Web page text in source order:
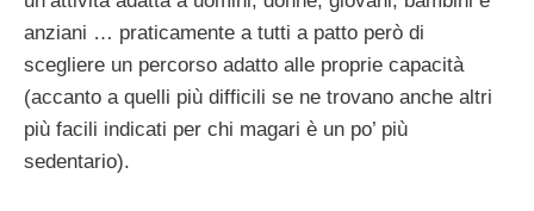
anziani … praticamente a tutti a patto però di
scegliere un percorso adatto alle proprie capacità
(accanto a quelli più difficili se ne trovano anche altri
più facili indicati per chi magari è un po’ più
sedentario).